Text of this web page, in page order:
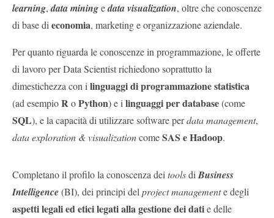
learning,data miningedata visualization, oltre che conoscenze
di base di economia, marketing e organizzazione aziendale.
Per quanto riguarda le conoscenze in programmazione, le offerte
di lavoro per Data Scientist richiedono soprattutto la
dimestichezza con i linguaggi di programmazione statistica
(ad esempioR oPython) e i linguaggi per database(come
SQL), e la capacità di utilizzare software perdata management,
data exploration & visualizationcomeSAS e Hadoop.
Completano il profilo la conoscenza dei toolsdi Business
Intelligence(BI), dei principi del project managemente degli
aspetti legali ed etici legati alla gestione dei datie delle